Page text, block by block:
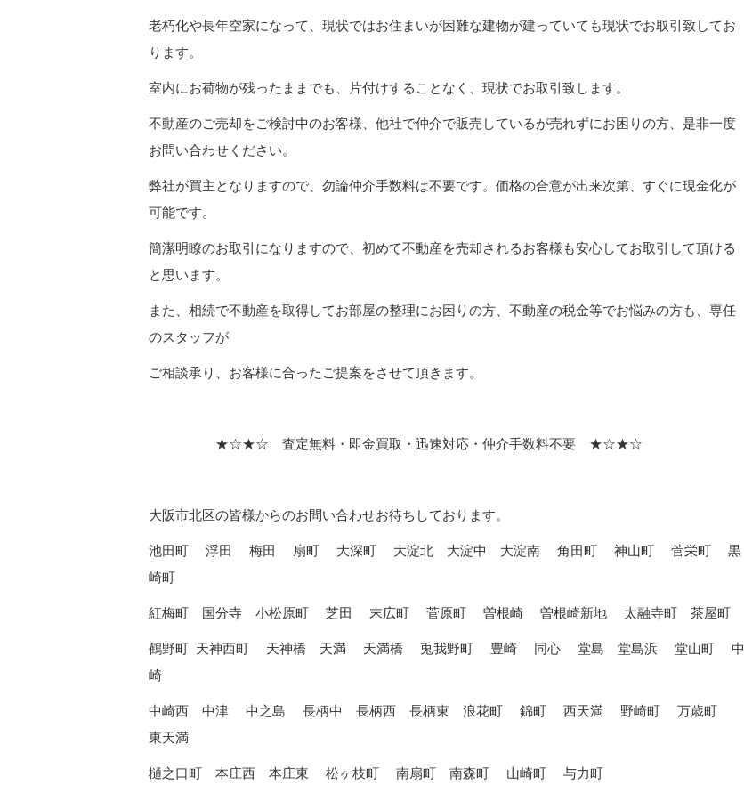
老朽化や長年空家になって、現状ではお住まいが困難な建物が建っていても現状でお取引致してお
ります。
室内にお荷物が残ったままでも、片付けすることなく、現状でお取引致します。
不動産のご売却をご検討中のお客様、他社で仲介で販売しているが売れずにお困りの方、是非一度
お問い合わせください。
弊社が買主となりますので、勿論仲介手数料は不要です。価格の合意が出来次第、すぐに現金化が
可能です。
簡潔明瞭のお取引になりますので、初めて不動産を売却されるお客様も安心してお取引して頂ける
と思います。
また、相続で不動産を取得してお部屋の整理にお困りの方、不動産の税金等でお悩みの方も、専任
のスタッフが
ご相談承り、お客様に合ったご提案をさせて頂きます。
★☆★☆ 査定無料・即金買取・迅速対応・仲介手数料不要 ★☆★☆
大阪市北区の皆様からのお問い合わせお待ちしております。
池田町 浮田 梅田 扇町 大深町 大淀北 大淀中 大淀南 角田町 神山町 菅栄町 黒
崎町
紅梅町 国分寺 小松原町 芝田 末広町 菅原町 曽根崎 曽根崎新地 太融寺町 茶屋町
鶴野町 天神西町 天神橋 天満 天満橋 兎我野町 豊崎 同心 堂島 堂島浜 堂山町 中
崎
中崎西 中津 中之島 長柄中 長柄西 長柄東 浪花町 錦町 西天満 野崎町 万歳町
東天満
樋之口町 本庄西 本庄東 松ヶ枝町 南扇町 南森町 山崎町 与力町